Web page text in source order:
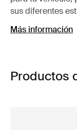
sus diferentes
Más información
Productos